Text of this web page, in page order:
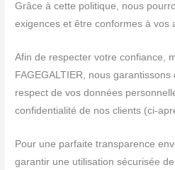
Grâce à cette politique, nous
exigences et être conformes à vos
Afin de respecter votre confiance,
FAGEGALTIER, nous
respect de vos données
confidentialité de nos clients (ci-
Pour une parfaite transparence
garantir une utilisation sécurisée